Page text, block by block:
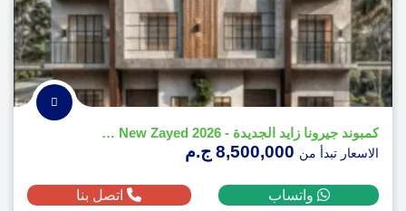
كمبوند جيرونا زايد الجديدة - 2026 Girona New Zayed
الاسعار تبدأ من
واتساب اتصل بنا